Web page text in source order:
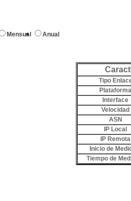
Mensual Anual
Tipo
Plataforma
Interface
Velocidad
ASN
IP Local
IP Remota
Inicio de
Tiempo de